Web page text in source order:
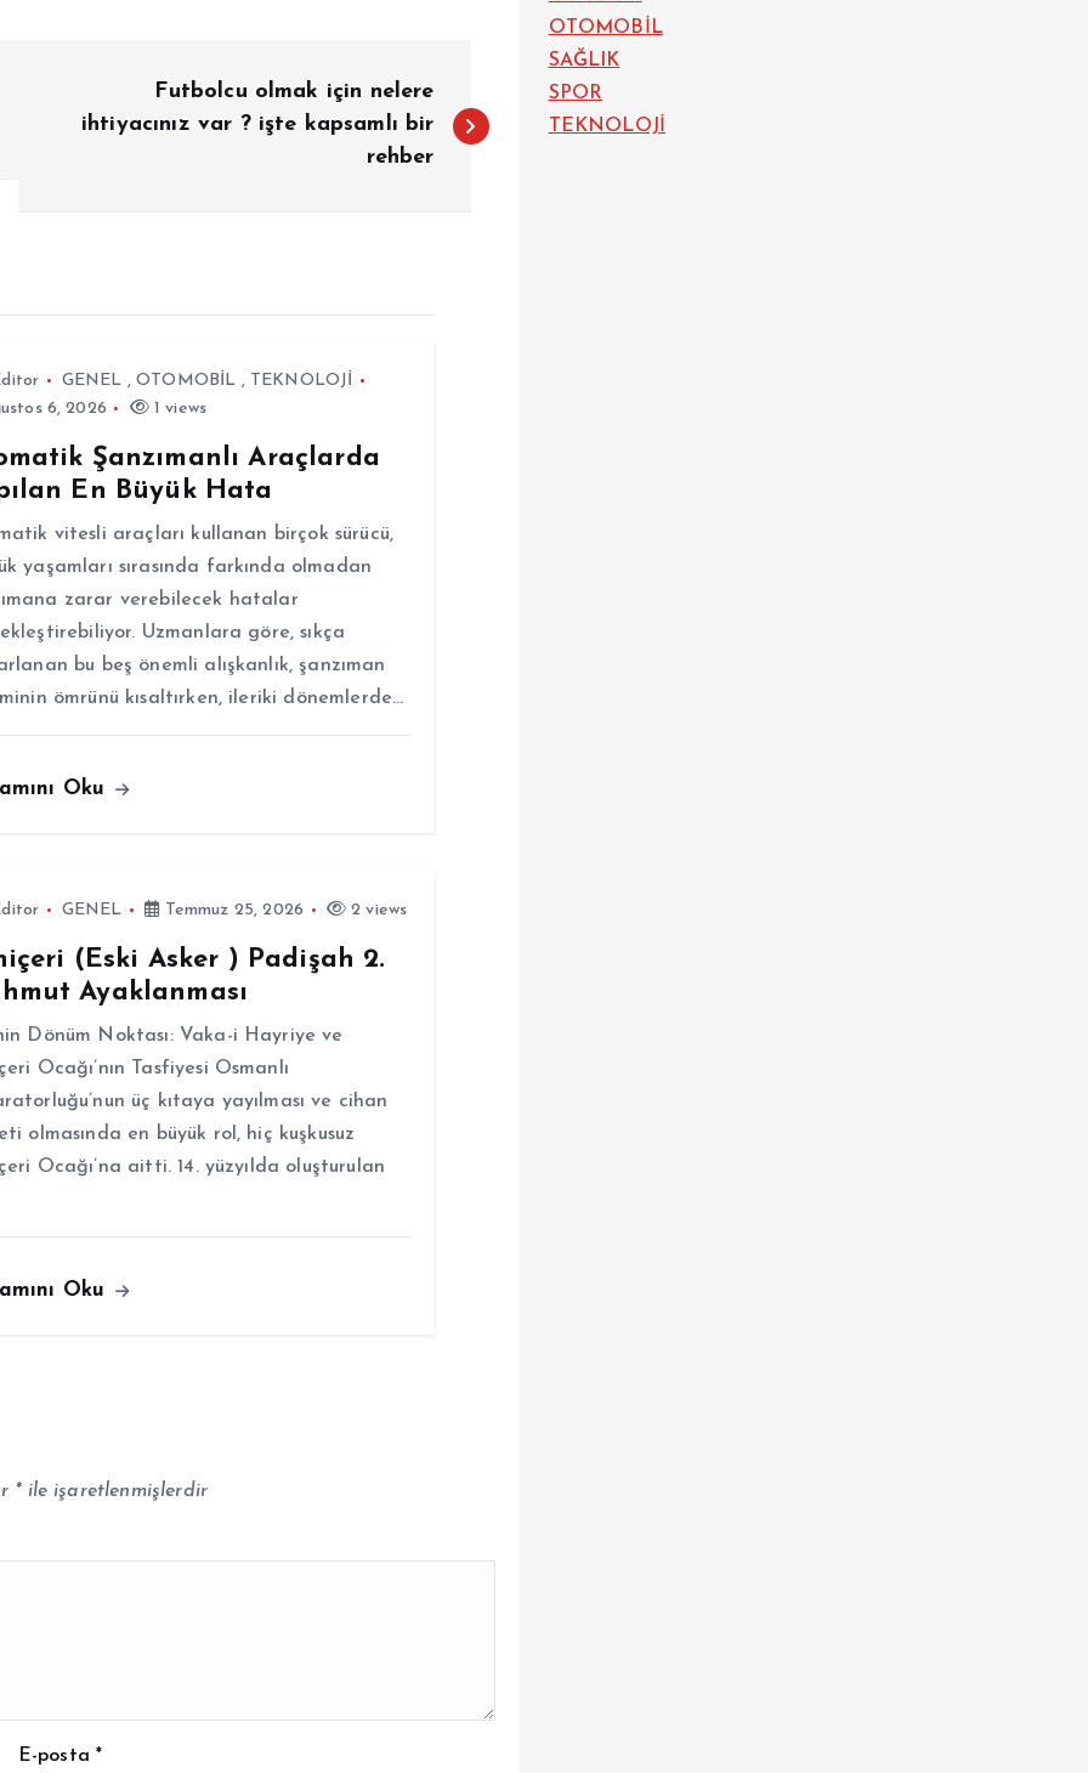
Futbolcu olmak için nelere
ihtiyacınız var ? işte kapsamlı bir
rehber
GENEL ,OTOMOBİL , TEKNOLOJİ
6, 2026
1 views
Şanzımanlı Araçlarda
En Büyük Hata
vitesli araçları kullanan birçok sürücü,
yaşamları sırasında farkında olmadan
zarar verebilecek hatalar
Uzmanlara göre, sıkça
bu beş önemli alışkanlık, şanzıman
ömrünü kısaltırken, ileriki dönemlerde…
Oku
GENEL Temmuz 25, 2026 2 views
(Eski Asker ) Padişah 2.
Ayaklanması
Dönüm Noktası: Vaka-i Hayriye ve
Ocağı’nın Tasfiyesi Osmanlı
üç kıtaya yayılması ve cihan
olmasında en büyük rol, hiç kuşkusuz
Ocağı’na aitti. 14. yüzyılda oluşturulan
Oku
*ile işaretlenmişlerdir
E-posta*
OTOMOBİL
SAĞLIK
SPOR
TEKNOLOJİ